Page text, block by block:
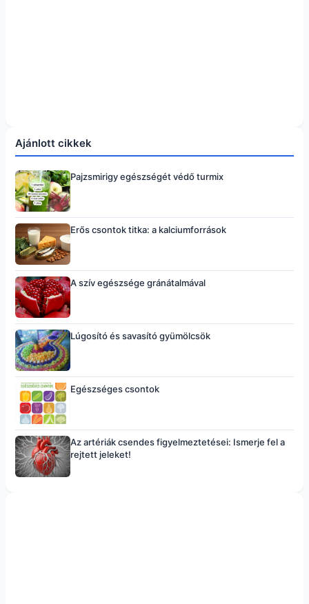
Ajánlott cikkek
Pajzsmirigy egészségét védő turmix
Erős csontok titka: a kalciumforrások
A szív egészsége gránátalmával
Lúgosító és savasító gyümölcsök
Egészséges csontok
Az artériák csendes figyelmeztetései: Ismerje fel a
rejtett jeleket!